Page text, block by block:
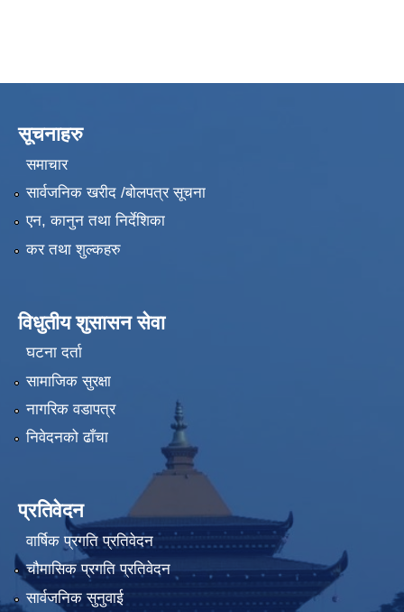
सूचनाहरु
समाचार
सार्वजनिक खरीद /बोलपत्र सूचना
एन, कानुन तथा निर्देशिका
कर तथा शुल्कहरु
विधुतीय शुसासन सेवा
घटना दर्ता
सामाजिक सुरक्षा
नागरिक वडापत्र
निवेदनको ढाँचा
प्रतिवेदन
वार्षिक प्रगति प्रतिवेदन
चौमासिक प्रगति प्रतिवेदन
सार्वजनिक सुनुवाई